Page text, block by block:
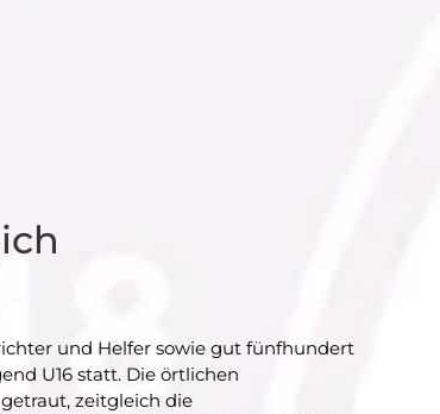
und Helfer sowie gut fünfhundert
U16 statt. Die örtlichen
zeitgleich die